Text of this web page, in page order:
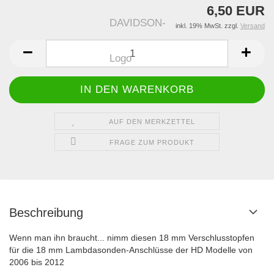
6,50 EUR
inkl. 19% MwSt. zzgl. Versand
AUF DEN MERKZETTEL
FRAGE ZUM PRODUKT
Beschreibung
Wenn man ihn braucht... nimm diesen 18 mm Verschlusstopfen
für die 18 mm Lambdasonden-Anschlüsse der HD Modelle von
2006 bis 2012